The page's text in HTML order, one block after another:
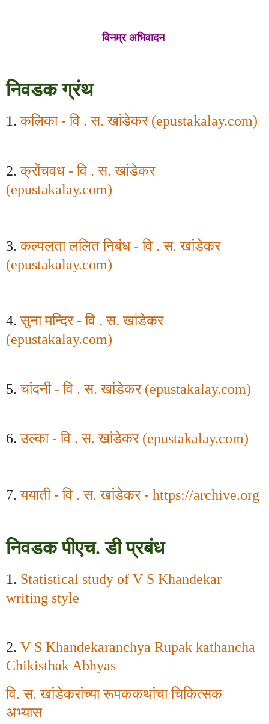
विनम्र अभिवादन
निवडक ग्रंथ
1.कलिका - वि . स. खांडेकर (epustakalay.com)
2.क्रोंचवध - वि . स. खांडेकर
(epustakalay.com)
3.कल्पलता ललित निबंध - वि . स. खांडेकर
(epustakalay.com)
4.सुना मन्दिर - वि . स. खांडेकर
(epustakalay.com)
5.चांदनी - वि . स. खांडेकर (epustakalay.com)
6.उल्का - वि . स. खांडेकर (epustakalay.com)
7.ययाती - वि . स. खांडेकर - https://archive.org
निवडक पीएच. डी प्रबंध
1. Statistical study of V S Khandekar
writing style
2. V S Khandekaranchya Rupak kathancha
Chikisthak Abhyas
वि. स. खांडेकरांच्या रूपककथांचा चिकित्सक
अभ्यास